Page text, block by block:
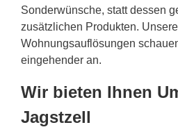
Sonderwünsche, statt dessen
zusätzlichen Produkten. Unsere
Wohnungsauflösungen
eingehender an.
Wir bieten Ihnen
Jagstzell